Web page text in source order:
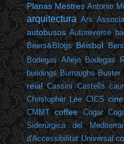
Planas Mestres Antonio
arquitectura Ars
autobusos Autoreverse
Beers&Blogs Béisbol
Bodegas Añejo Bodegas
buildings Burroughs Buster
reial Cassini Castells
Christopher Lee CICS
CMMT coffee Cogar
Siderúrgica del
d'Accessibilitat Universal